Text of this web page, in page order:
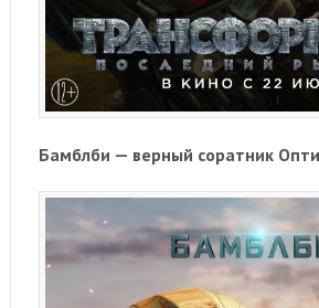
Бамблби — верный соратник